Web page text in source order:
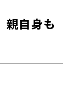
親自身も